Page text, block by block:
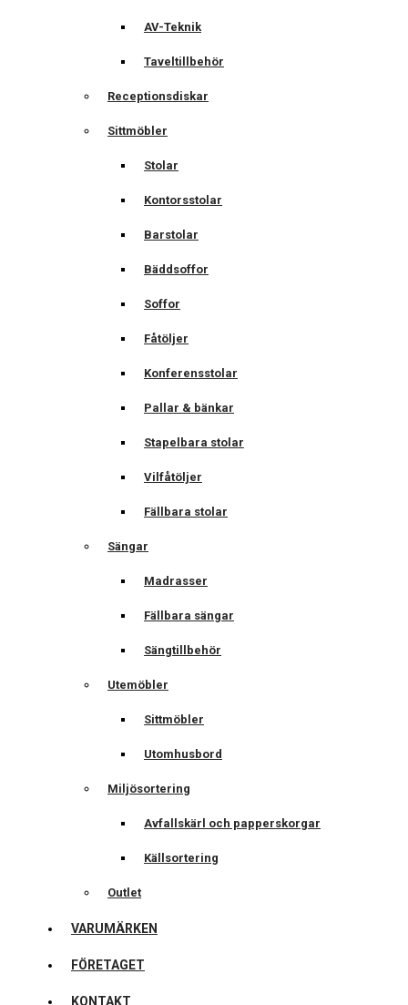
AV-Teknik
Taveltillbehör
Receptionsdiskar
Sittmöbler
Stolar
Kontorsstolar
Barstolar
Bäddsoffor
Soffor
Fåtöljer
Konferensstolar
Pallar & bänkar
Stapelbara stolar
Vilfåtöljer
Fällbara stolar
Sängar
Madrasser
Fällbara sängar
Sängtillbehör
Utemöbler
Sittmöbler
Utomhusbord
Miljösortering
Avfallskärl och papperskorgar
Källsortering
Outlet
VARUMÄRKEN
FÖRETAGET
KONTAKT